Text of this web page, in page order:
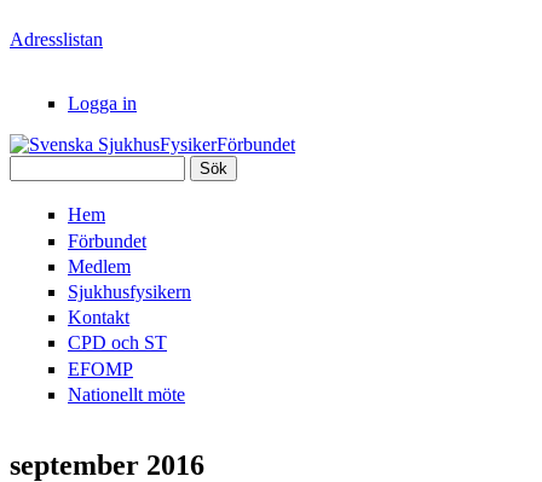
Adresslistan
Logga in
SjukhusFysikerFörbundet
Hem
Förbundet
Medlem
Sjukhusfysikern
Kontakt
CPD och ST
EFOMP
Nationellt möte
september 2016